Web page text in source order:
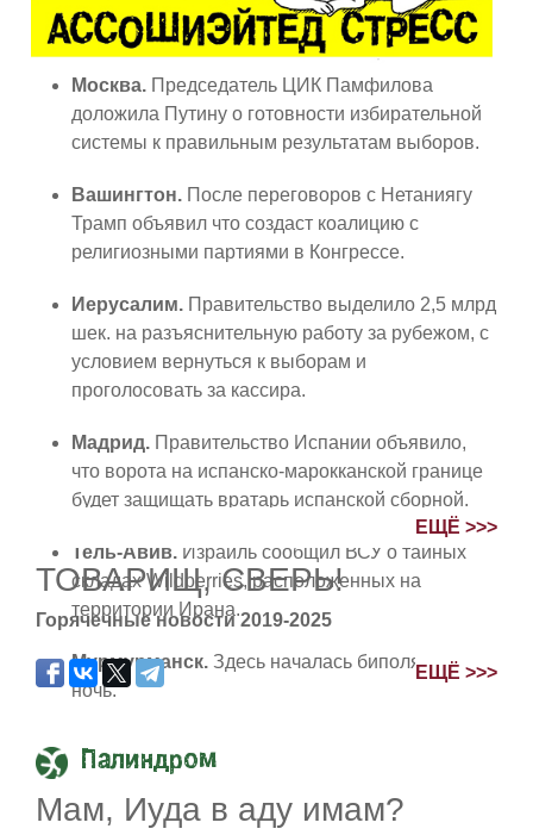
Москва. Председатель ЦИК Памфилова
доложила Путину о готовности избирательной
системы к правильным результатам выборов.
Вашингтон. После переговоров с Нетаниягу
Трамп объявил что создаст коалицию с
религиозными партиями в Конгрессе.
Иерусалим. Правительство выделило 2,5 млрд
шек. на разъяснительную работу за рубежом, с
условием вернуться к выборам и
проголосовать за кассира.
Мадрид. Правительство Испании объявило,
что ворота на испанско-марокканской границе
будет защищать вратарь испанской сборной.
Тель-Авив. Израиль сообщил ВСУ о тайных
складах Wildberries, расположенных на
территории Ирана.
Мурмурманск. Здесь началась биполярная
ночь.
ЕЩЁ >>>
ТОВАРИЩ, СВЕРЬ!
Горячечные новости 2019-2025
ЕЩЁ >>>
Палиндром
Мам, Иуда в аду имам?